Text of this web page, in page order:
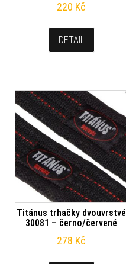
220 Kč
DETAIL
Titánus trhačky dvouvrstvé
30081 – černo/červené
278 Kč